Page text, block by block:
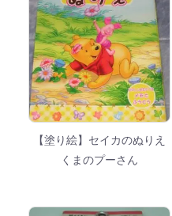
【塗り絵】セイカのぬりえ
くまのプーさん